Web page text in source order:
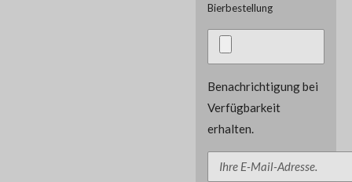
Bierbestellung
Benachrichtigung bei
Verfügbarkeit
erhalten.